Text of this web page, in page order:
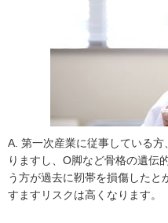
A. 第一次産業に従事している
りますし、O脚など骨格の遺伝
う方が過去に靭帯を損傷したと
すますリスクは高くなります。